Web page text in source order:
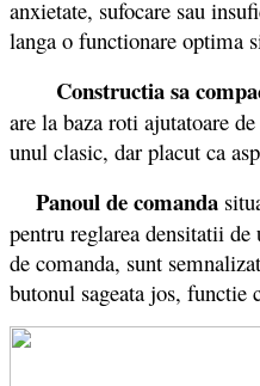
anxietate, sufocare sau
langa o functionare optima
Constructia sa
are la baza roti ajutatoare
unul clasic, dar placut ca
Panoul de comanda
pentru reglarea densitatii
de comanda, sunt
butonul sageata jos, functie